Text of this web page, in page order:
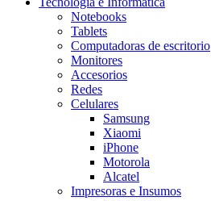
Notebooks
Tablets
Computadoras de escritorio
Monitores
Accesorios
Redes
Celulares
Samsung
Xiaomi
iPhone
Motorola
Alcatel
Impresoras e Insumos